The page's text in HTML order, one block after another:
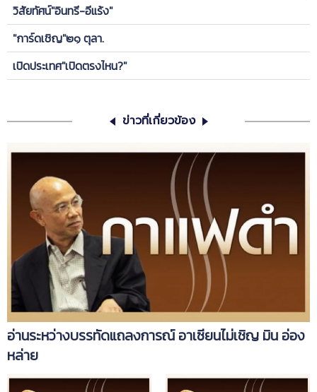
วิสัยทัศน์"อินทรี-อีแร้ง"
"การ์ดเชิญ"๒๑ ตุลา.
เปิดประเทศ"เปิดตรงไหน?"
ข่าวที่เกี่ยวข้อง
อ่านระหว่างบรรทัดแถลงการณ์ อาเซียนไม่เชิญ มิน อ่อง
หล่าย